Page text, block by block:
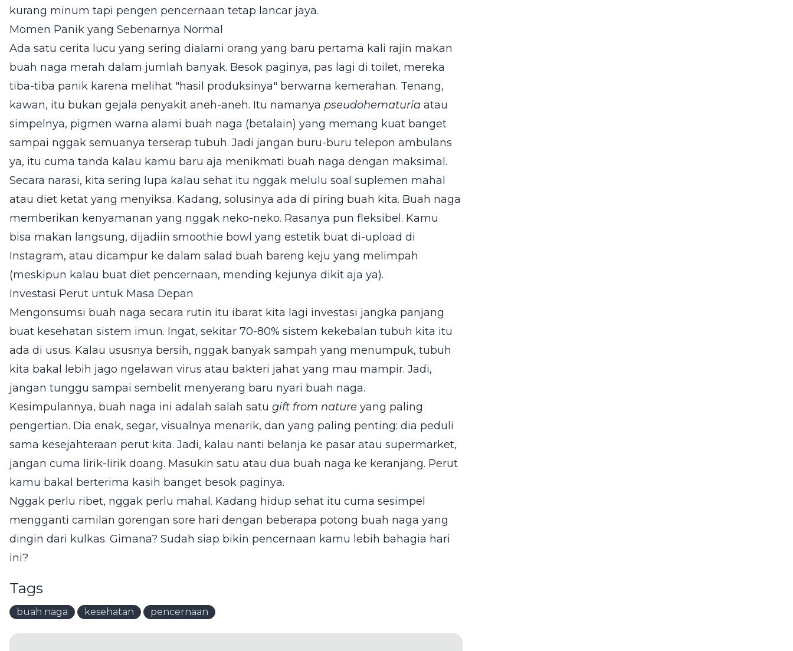
kurang minum tapi pengen pencernaan tetap lancar jaya.
Momen Panik yang Sebenarnya Normal
Ada satu cerita lucu yang sering dialami orang yang baru pertama kali rajin makan
buah naga merah dalam jumlah banyak. Besok paginya, pas lagi di toilet, mereka
tiba-tiba panik karena melihat "hasil produksinya" berwarna kemerahan. Tenang,
kawan, itu bukan gejala penyakit aneh-aneh. Itu namanya pseudohematuria atau
simpelnya, pigmen warna alami buah naga (betalain) yang memang kuat banget
sampai nggak semuanya terserap tubuh. Jadi jangan buru-buru telepon ambulans
ya, itu cuma tanda kalau kamu baru aja menikmati buah naga dengan maksimal.
Secara narasi, kita sering lupa kalau sehat itu nggak melulu soal suplemen mahal
atau diet ketat yang menyiksa. Kadang, solusinya ada di piring buah kita. Buah naga
memberikan kenyamanan yang nggak neko-neko. Rasanya pun fleksibel. Kamu
bisa makan langsung, dijadiin smoothie bowl yang estetik buat di-upload di
Instagram, atau dicampur ke dalam salad buah bareng keju yang melimpah
(meskipun kalau buat diet pencernaan, mending kejunya dikit aja ya).
Investasi Perut untuk Masa Depan
Mengonsumsi buah naga secara rutin itu ibarat kita lagi investasi jangka panjang
buat kesehatan sistem imun. Ingat, sekitar 70-80% sistem kekebalan tubuh kita itu
ada di usus. Kalau ususnya bersih, nggak banyak sampah yang menumpuk, tubuh
kita bakal lebih jago ngelawan virus atau bakteri jahat yang mau mampir. Jadi,
jangan tunggu sampai sembelit menyerang baru nyari buah naga.
Kesimpulannya, buah naga ini adalah salah satu gift from nature yang paling
pengertian. Dia enak, segar, visualnya menarik, dan yang paling penting: dia peduli
sama kesejahteraan perut kita. Jadi, kalau nanti belanja ke pasar atau supermarket,
jangan cuma lirik-lirik doang. Masukin satu atau dua buah naga ke keranjang. Perut
kamu bakal berterima kasih banget besok paginya.
Nggak perlu ribet, nggak perlu mahal. Kadang hidup sehat itu cuma sesimpel
mengganti camilan gorengan sore hari dengan beberapa potong buah naga yang
dingin dari kulkas. Gimana? Sudah siap bikin pencernaan kamu lebih bahagia hari
ini?
Tags
buah naga kesehatan pencernaan